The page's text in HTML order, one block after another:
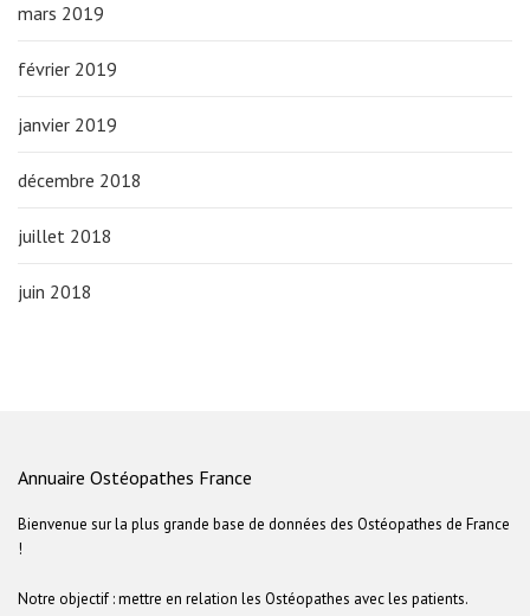
mars 2019
février 2019
janvier 2019
décembre 2018
juillet 2018
juin 2018
Annuaire Ostéopathes France
Bienvenue sur la plus grande base de données des Ostéopathes de France
!
Notre objectif : mettre en relation les Ostéopathes avec les patients.